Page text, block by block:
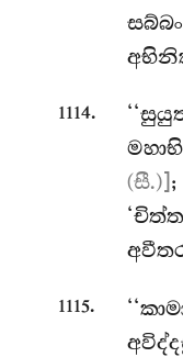
1114.
(සී.)] ;
1115.